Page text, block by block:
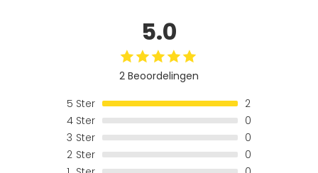
5.0
2 Beoordelingen
5 Ster
2
4 Ster
0
3 Ster
0
2 Ster
0